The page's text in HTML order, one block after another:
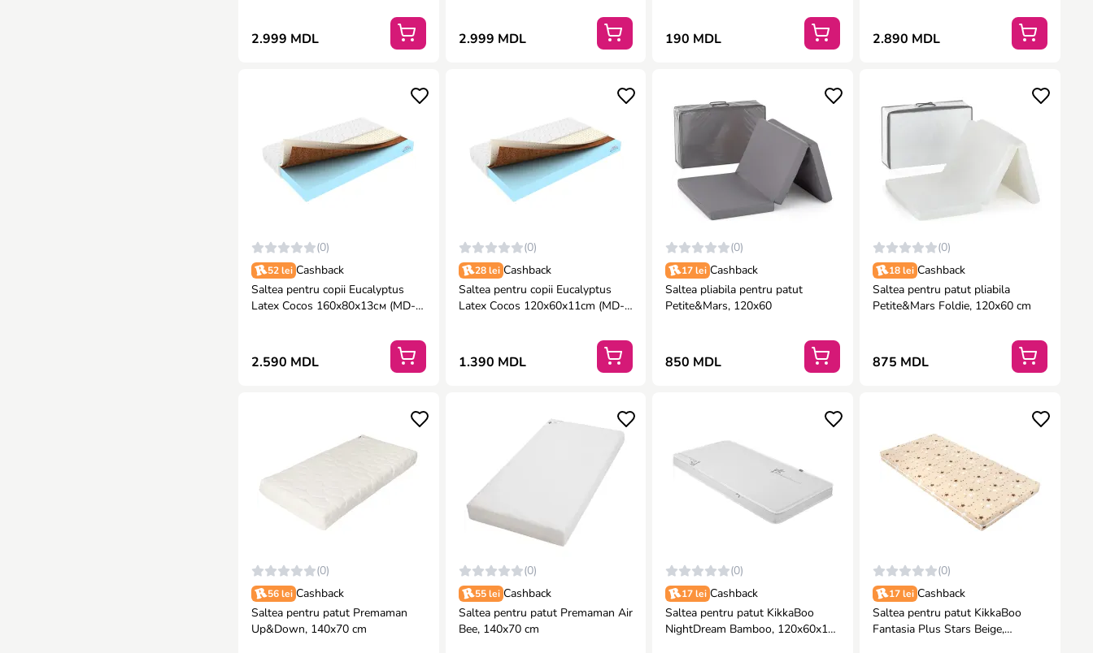
2.999 MDL 2.999 MDL 190 MDL 2.890 MDL
(0)
52 lei Cashback
Saltea pentru copii Eucalyptus
Latex Cocos 160x80x13см (MD-
2.590 MDL
(0)
28 lei Cashback
Saltea pentru copii Eucalyptus
Latex Cocos 120x60x11cm (MD-
1.390 MDL
(0)
17 lei Cashback
Saltea pliabila pentru patut
Petite&Mars, 120x60
850 MDL
(0)
18 lei Cashback
Saltea pentru patut pliabila
Petite&Mars Foldie, 120x60 cm
875 MDL
(0)
56 lei Cashback
Saltea pentru patut Premaman
Up&Down, 140x70 cm
(0)
55 lei Cashback
Saltea pentru patut Premaman Air
Bee, 140x70 cm
(0)
17 lei Cashback
Saltea pentru patut KikkaBoo
NightDream Bamboo, 120x60x10
(0)
17 lei Cashback
Saltea pentru patut KikkaBoo
Fantasia Plus Stars Beige,